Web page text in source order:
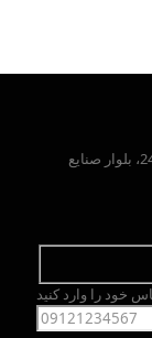
تهران، اسلامشهر،شهرک صنعتی چهاردانگه ، خیابان 24، بلوار صنایع
خود را وارد کنید